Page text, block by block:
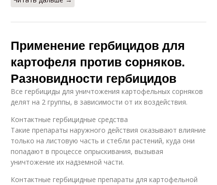
Применение гербицидов для
картофеля против сорняков.
Разновидности гербицидов
Все гербициды для уничтожения картофельных сорняков
делят на 2 группы, в зависимости от их воздействия.
Контактные гербицидные средства
Такие препараты наружного действия оказывают влияние
только на листовую часть и стебли растений, куда они
попадают в процессе опрыскивания, вызывая
уничтожение их надземной части.
Контактные гербицидные препараты для картофельной